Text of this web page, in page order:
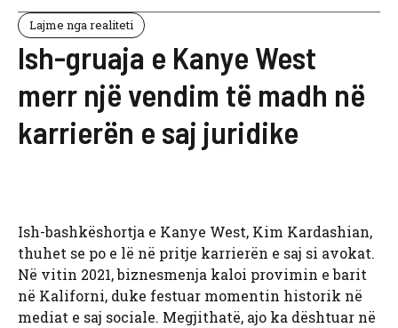
Lajme nga realiteti
Ish-gruaja e Kanye West
merr një vendim të madh në
karrierën e saj juridike
Ish-bashkëshortja e Kanye West, Kim Kardashian,
thuhet se po e lë në pritje karrierën e saj si avokat.
Në vitin 2021, biznesmenja kaloi provimin e barit
në Kaliforni, duke festuar momentin historik në
mediat e saj sociale. Megjithatë, ajo ka dështuar në